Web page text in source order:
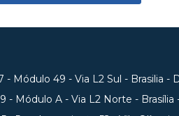
- Módulo 49 - Via L2 Sul - Brasilia -
- Módulo A - Via L2 Norte - Brasília